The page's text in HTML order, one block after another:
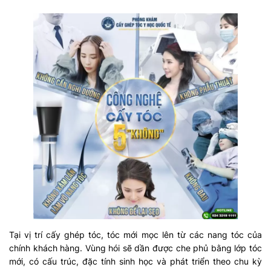
Tại vị trí cấy ghép tóc, tóc mới mọc lên từ các nang tóc của
chính khách hàng. Vùng hói sẽ dần được che phủ bằng lớp tóc
mới, có cấu trúc, đặc tính sinh học và phát triển theo chu kỳ